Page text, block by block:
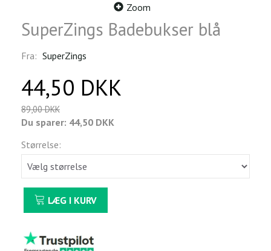
Zoom
SuperZings Badebukser blå
Fra: SuperZings
44,50 DKK
89,00 DKK
Du sparer: 44,50 DKK
Størrelse:
LÆG I KURV